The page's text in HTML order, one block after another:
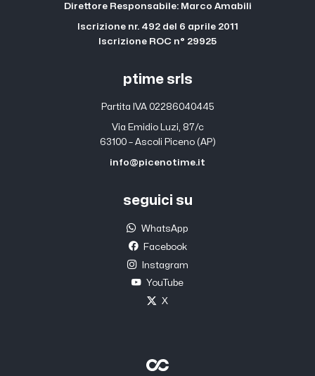
Direttore Responsabile: Marco Amabili
Iscrizione nr. 492 del 6 aprile 2011
Iscrizione ROC n° 29925
ptime srls
Partita IVA 02286040445
Via Emidio Luzi, 87/c
63100 – Ascoli Piceno (AP)
info@picenotime.it
seguici su
WhatsApp
Facebook
Instagram
YouTube
X